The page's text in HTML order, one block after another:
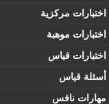
اختبارات مركزية
اختبارات موهبة
اختبارات قياس
أسئلة قياس
مهارات نافس